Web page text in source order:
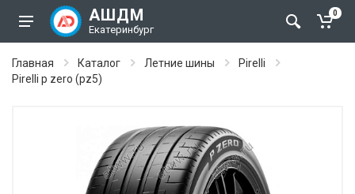
АШДМ
Екатеринбург
0
Главная Каталог Летние шины
Pirelli
Pirelli p zero (pz5)